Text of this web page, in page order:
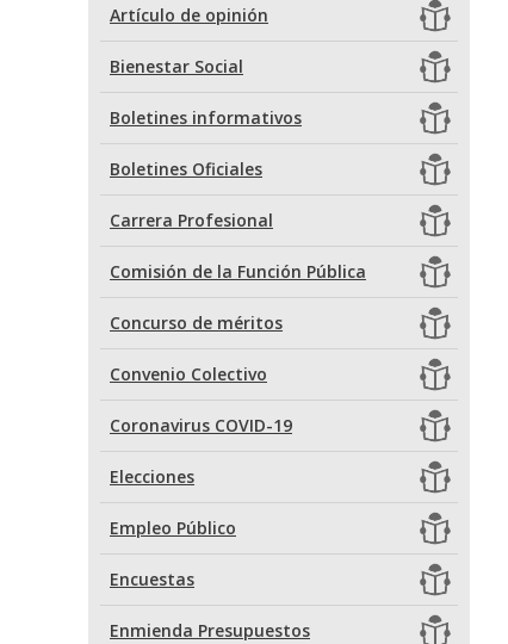
Artículo de opinión
Bienestar Social
Boletines informativos
Boletines Oficiales
Carrera Profesional
Comisión de la Función Pública
Concurso de méritos
Convenio Colectivo
Coronavirus COVID-19
Elecciones
Empleo Público
Encuestas
Enmienda Presupuestos